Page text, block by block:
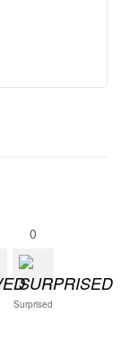
0
Surprised